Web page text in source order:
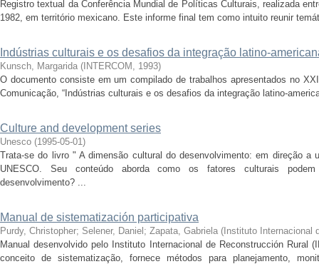
Registro textual da Conferência Mundial de Políticas Culturais, realizada
1982, em território mexicano. Este informe final tem como intuito reunir
Indústrias culturais e os desafios da integração latino-
Kunsch, Margarida ( INTERCOM , 1993)
O documento consiste em um compilado de trabalhos apresentados no
Comunicação, “Indústrias culturais e os desafios da integração latino-
Culture and development series
Unesco (1995-05-01)
Trata-se do livro " A dimensão cultural do desenvolvimento: em direção a
UNESCO. Seu conteúdo aborda como os fatores culturais
desenvolvimento? ...
Manual de sistematización participativa
Purdy, Christopher; Selener, Daniel ; Zapata, Gabriela ( Instituto Internacional
Manual desenvolvido pelo Instituto Internacional de Reconstrucción Rural
conceito de sistematização, fornece métodos para planejamento,